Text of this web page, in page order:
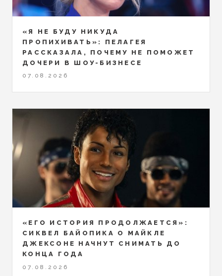
«Я НЕ БУДУ НИКУДА
ПРОПИХИВАТЬ»: ПЕЛАГЕЯ
РАССКАЗАЛА, ПОЧЕМУ НЕ ПОМОЖЕТ
ДОЧЕРИ В ШОУ-БИЗНЕСЕ
07.08.2026
«ЕГО ИСТОРИЯ ПРОДОЛЖАЕТСЯ»:
СИКВЕЛ БАЙОПИКА О МАЙКЛЕ
ДЖЕКСОНЕ НАЧНУТ СНИМАТЬ ДО
КОНЦА ГОДА
07.08.2026